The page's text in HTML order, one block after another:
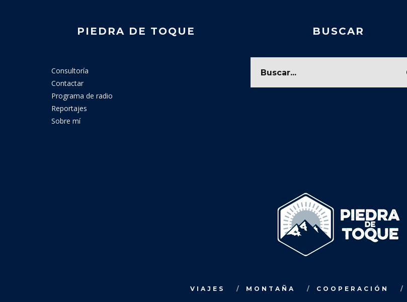
PIEDRA DE TOQUE
Consultoría
Contactar
Programa de radio
Reportajes
Sobre mí
BUSCAR
VIAJES MONTAÑA COOPERACIÓN